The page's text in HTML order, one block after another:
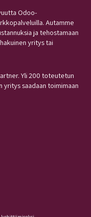
Odoo-
Autamme
ja tehostamaan
yritys tai
Yli 200 toteutetun
saadaan toimimaan